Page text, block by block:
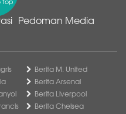
Pedoman Media
Berita M. United
Berita Arsenal
Berita Liverpool
Berita Chelsea